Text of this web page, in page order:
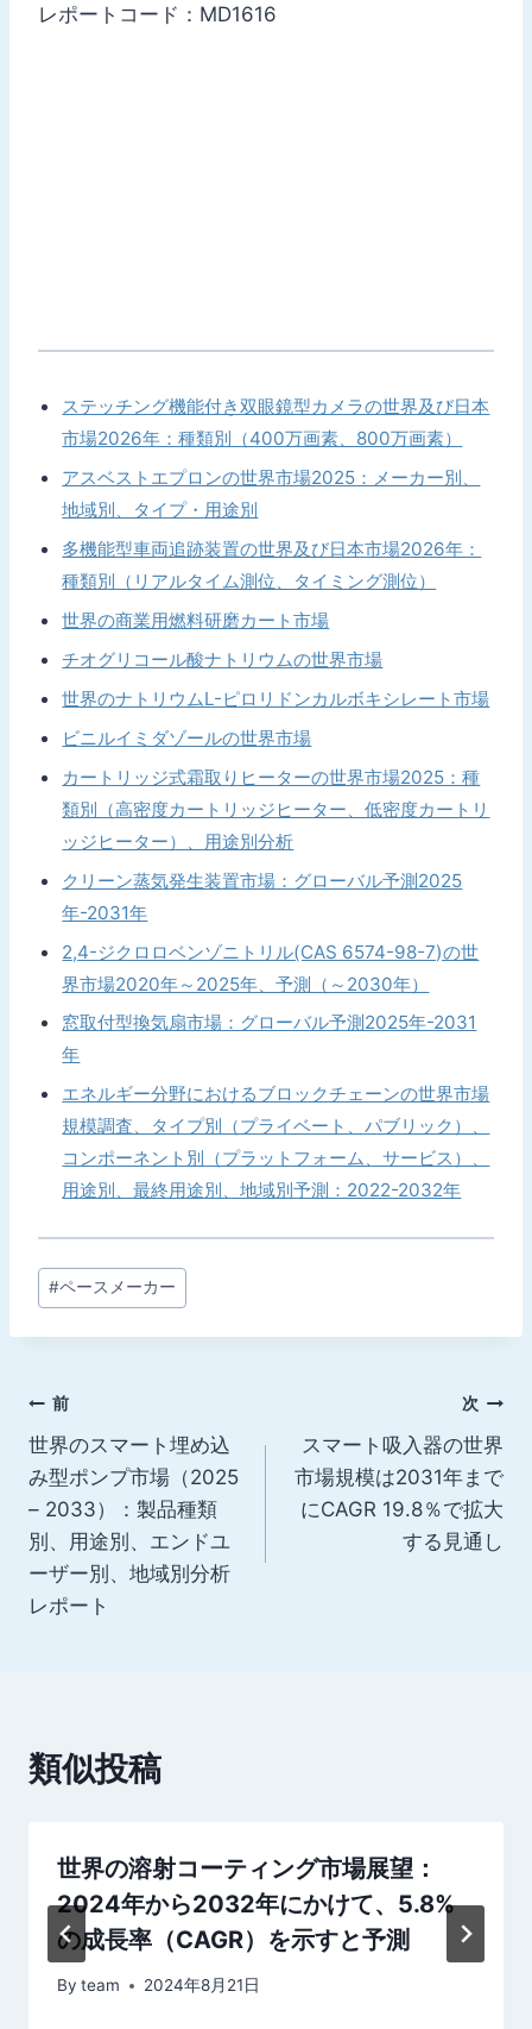
レポートコード：MD1616
ステッチング機能付き双眼鏡型カメラの世界及び日本
市場2026年：種類別（400万画素、800万画素）
アスベストエプロンの世界市場2025：メーカー別、
地域別、タイプ・用途別
多機能型車両追跡装置の世界及び日本市場2026年：
種類別（リアルタイム測位、タイミング測位）
世界の商業用燃料研磨カート市場
チオグリコール酸ナトリウムの世界市場
世界のナトリウムL-ピロリドンカルボキシレート市場
ビニルイミダゾールの世界市場
カートリッジ式霜取りヒーターの世界市場2025：種
類別（高密度カートリッジヒーター、低密度カートリ
ッジヒーター）、用途別分析
クリーン蒸気発生装置市場：グローバル予測2025
年-2031年
2,4-ジクロロベンゾニトリル(CAS 6574-98-7)の世
界市場2020年～2025年、予測（～2030年）
窓取付型換気扇市場：グローバル予測2025年-2031
年
エネルギー分野におけるブロックチェーンの世界市場
規模調査、タイプ別（プライベート、パブリック）、
コンポーネント別（プラットフォーム、サービス）、
用途別、最終用途別、地域別予測：2022-2032年
投
稿
タ
#ペースメーカー
投
稿
ナ
ビ
ゲ
ョ
前
世界のスマート埋め込
み型ポンプ市場（2025
– 2033）：製品種類
別、用途別、エンドユ
ーザー別、地域別分析
レポート
次
スマート吸入器の世界
市場規模は2031年まで
にCAGR 19.8％で拡大
する見通し
類似投稿
世界の溶射コーティング市場展望：
2024年から2032年にかけて、5.8%
の成長率（CAGR）を示すと予測
By team 2024年8月21日